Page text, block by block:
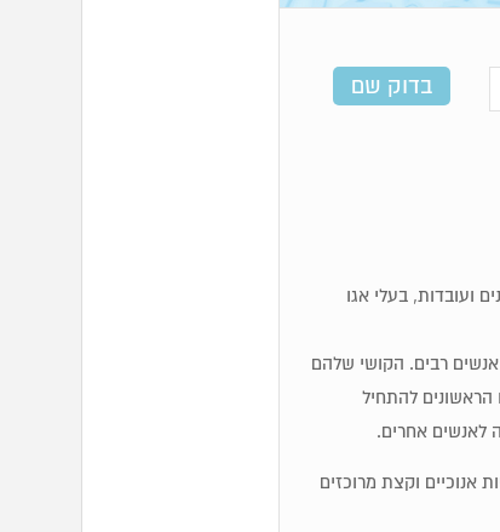
זקוקים לנתונים ועובדות, בעלי אגו
אנשים רבים. הקושי שלהם
הראשונים להתחיל
לאנשים אחרים.
אנוכיים וקצת מרוכזים